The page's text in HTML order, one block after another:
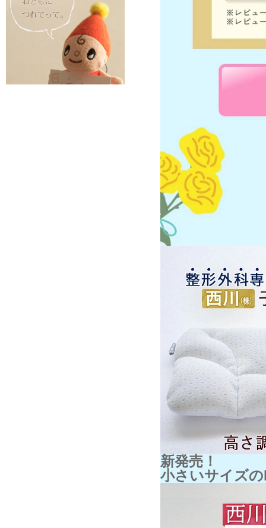
新発売！
小さいサイズ